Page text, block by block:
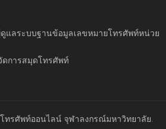
แลระบบฐานข้อมูลเลขหมายโทรศัพท์หน่วย
การสมุดโทรศัพท์
ทรศัพท์ออนไลน์ จุฬาลงกรณ์มหาวิทยาลัย.